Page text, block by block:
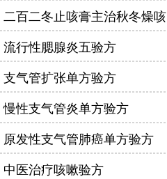
二百二冬止咳膏主治秋冬燥咳
流行性腮腺炎五验方
支气管扩张单方验方
慢性支气管炎单方验方
原发性支气管肺癌单方验方
中医治疗咳嗽验方